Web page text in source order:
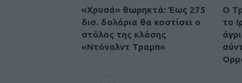
«Χρυσά» θωρηκτά: Έως 275
δισ. δολάρια θα κοστίσει ο
στόλος της κλάσης
«Ντόναλντ Τραμπ»
O
το